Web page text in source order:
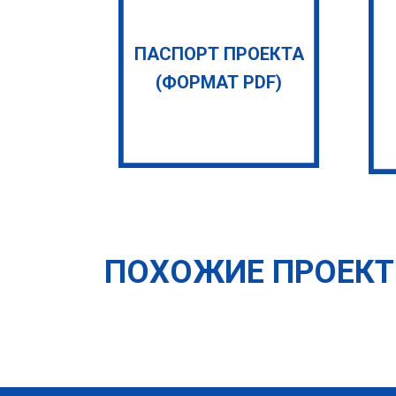
ПАСПОРТ ПРОЕКТА
(ФОРМАТ PDF)
ПОХОЖИЕ